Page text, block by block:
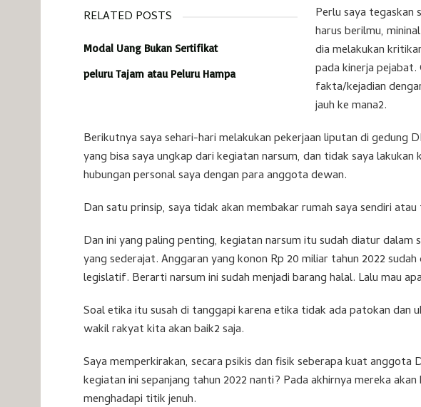
RELATED POSTS
Modal Uang Bukan Sertifikat
peluru Tajam atau Peluru Hampa
Perlu saya tegaskan
harus berilmu,
dia melakukan
pada kinerja pejabat.
fakta/kejadian
jauh ke mana2.
Berikutnya saya sehari-hari melakukan pekerjaan liputan di gedung
yang bisa saya ungkap dari kegiatan narsum, dan tidak saya
hubungan personal saya dengan para anggota dewan.
Dan satu prinsip, saya tidak akan membakar rumah saya sendiri
Dan ini yang paling penting, kegiatan narsum itu sudah diatur
yang sederajat. Anggaran yang konon Rp 20 miliar tahun 2022
legislatif. Berarti narsum ini sudah menjadi barang halal. Lalu mau
Soal etika itu susah di tanggapi karena etika tidak ada patokan dan
wakil rakyat kita akan baik2 saja.
Saya memperkirakan, secara psikis dan fisik seberapa kuat anggota
kegiatan ini sepanjang tahun 2022 nanti? Pada akhirnya mereka
menghadapi titik jenuh.